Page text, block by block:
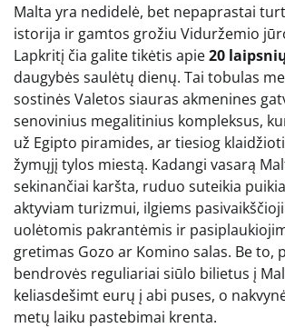
Malta yra nedidelė, bet nepaprastai
istorija ir gamtos grožiu Viduržemio
Lapkritį čia galite tikėtis apie20
daugybės saulėtų dienų. Tai tobulas
sostinės Valetos siauras akmenines
senovinius megalitinius kompleksus,
už Egipto piramides, ar tiesiog
žymųjį tylos miestą. Kadangi vasarą
sekinančiai karšta, ruduo suteikia
aktyviam turizmui, ilgiems
uolėtomis pakrantėmis ir
gretimas Gozo ar Komino salas. Be to,
bendrovės reguliariai siūlo bilietus į
keliasdešimt eurų į abi puses, o
metų laiku pastebimai krenta.